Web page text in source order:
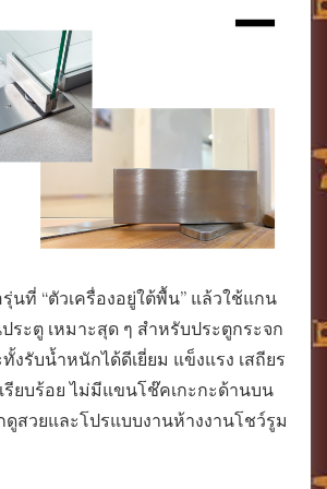
ที่ “ตัวเครื่องอยู่ใต้พื้น” แล้วใช้แกน
ระตู เหมาะสุด ๆ สำหรับประตูกระจก
งรับน้ำหนักได้ดีเยี่ยม แข็งแรง เสถียร
รียบร้อย ไม่มีแขนโช๊คเกะกะด้านบน
สวยและโปรแบบงานห้างงานโชว์รูม